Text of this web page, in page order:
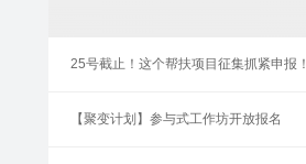
25号截止！这个帮扶项目征集抓紧申报！
【聚变计划】参与式工作坊开放报名